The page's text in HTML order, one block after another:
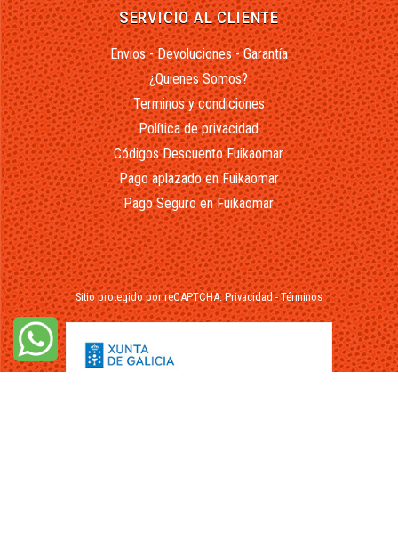
SERVICIO AL CLIENTE
Envios - Devoluciones - Garantía
¿Quienes Somos?
Terminos y condiciones
Política de privacidad
Códigos Descuento Fuikaomar
Pago aplazado en Fuikaomar
Pago Seguro en Fuikaomar
Sitio protegido por reCAPTCHA.Privacidad-Términos